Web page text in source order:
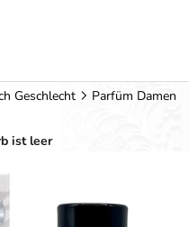
Geschlecht
Parfüm Damen
ist leer